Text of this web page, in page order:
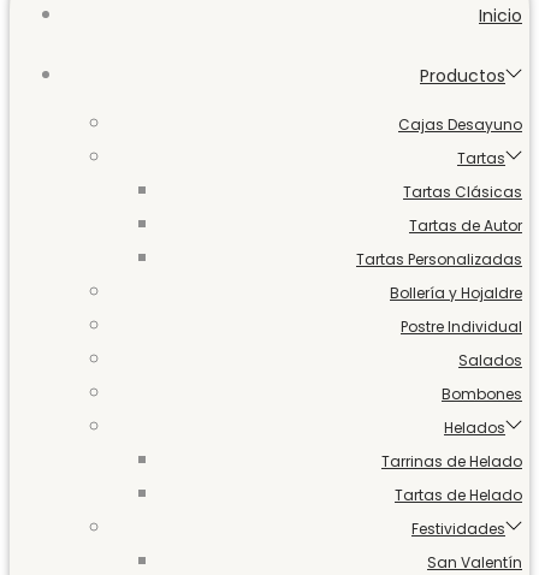
Inicio
Productos
Cajas Desayuno
Tartas
Tartas Clásicas
Tartas de Autor
Tartas Personalizadas
Bollería y Hojaldre
Postre Individual
Salados
Bombones
Helados
Tarrinas de Helado
Tartas de Helado
Festividades
San Valentín